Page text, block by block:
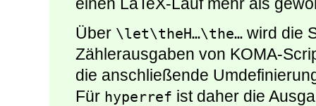
einen LaTeX-Lauf mehr als
Über \let\theH…\the… wird die
Zählerausgaben von KOMA-
die anschließende
Für hyperref ist daher die